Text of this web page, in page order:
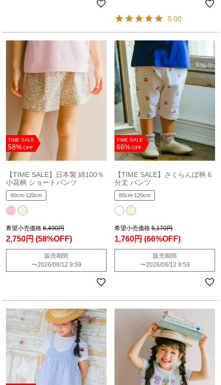
5.00
TIME SALE
58% OFF
【TIME SALE】日本製 綿100％
小花柄 ショートパンツ
90cm-120cm
希望小売価格 6,490円
2,750円 (58%OFF)
販売期間
〜2026/08/12 9:59
TIME SALE
66% OFF
【TIME SALE】さくらんぼ柄 6
分丈 パンツ
80cm-120cm
希望小売価格 5,170円
1,760円 (66%OFF)
販売期間
〜2026/08/12 9:59